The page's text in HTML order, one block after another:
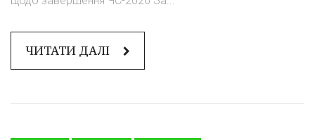
ЧИТАТИ ДАЛІ